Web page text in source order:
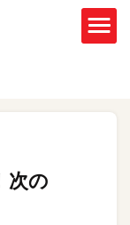
次の